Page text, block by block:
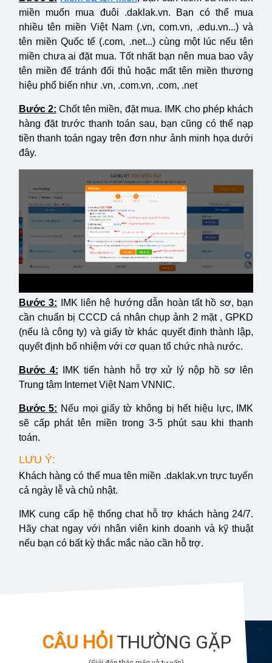
miền muốn mua đuôi .daklak.vn. Bạn có thể mua
nhiều tên miền Việt Nam (.vn, com.vn, .edu.vn...) và
tên miền Quốc tế (.com, .net...) cùng một lúc nếu tên
miền chưa ai đặt mua. Tốt nhất bạn nên mua bao vây
tên miền để tránh đối thủ hoặc mất tên miền thương
hiệu phổ biến như .vn, .com.vn, .com, .net
Bước 2: Chốt tên miền, đặt mua. IMK cho phép khách
hàng đặt trước thanh toán sau, bạn cũng có thể nạp
tiền thanh toán ngay trên đơn như ảnh minh họa dưới
đây.
Bước 3: IMK liên hệ hướng dẫn hoàn tất hồ sơ, bạn
cần chuẩn bị CCCD cá nhân chụp ảnh 2 mặt , GPKD
(nếu là công ty) và giấy tờ khác quyết định thành lập,
quyết định bổ nhiệm với cơ quan tổ chức nhà nước.
Bước 4: IMK tiến hành hỗ trợ xử lý nộp hồ sơ lên
Trung tâm Internet Việt Nam VNNIC.
Bước 5: Nếu mọi giấy tờ không bị hết hiệu lực, IMK
sẽ cấp phát tên miền trong 3-5 phút sau khi thanh
toán.
LƯU Ý:
Khách hàng có thể mua tên miền .daklak.vn trực tuyến
cả ngày lễ và chủ nhật.
IMK cung cấp hệ thống chat hỗ trợ khách hàng 24/7.
Hãy chat ngay với nhân viên kinh doanh và kỹ thuật
nếu bạn có bất kỳ thắc mắc nào cần hỗ trợ.
CÂU HỎI THƯỜNG GẶP